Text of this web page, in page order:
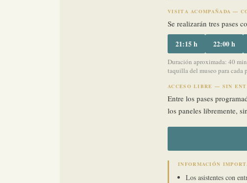
VISITA ACOMPAÑADA —
Se realizarán tres pases
21:15 h 22:00 h
Duración aproximada: 40
taquilla del museo para cada
ACCESO LIBRE — SIN
Entre los pases
los paneles libremente,
INFORMACIÓN
Los asistentes con